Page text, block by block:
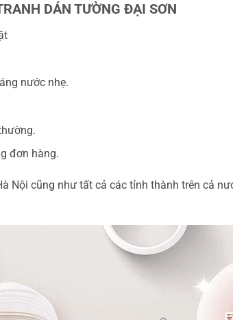
DÁN TƯỜNG ĐẠI SƠN
nước nhẹ.
đơn hàng.
Nội cũng như tất cả các tỉnh thành trên cả